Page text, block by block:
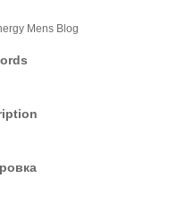
Mens Blog